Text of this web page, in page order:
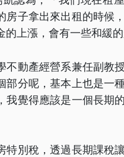
房子拿出來出租的時候
上漲，會有一些和緩的
不動產經營系兼任副教
部分呢，基本上也是一
我覺得應該是一個長期
特別稅，透過長期課稅